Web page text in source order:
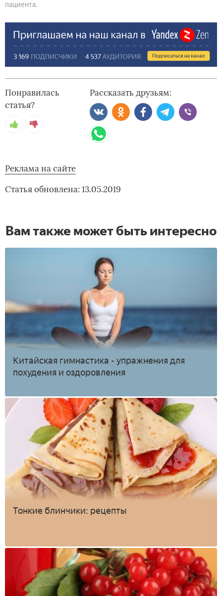
пациента.
Понравилась
статья?
Рассказать друзьям:
Реклама на сайте
Статья обновлена: 13.05.2019
Вам также может быть интересно
Китайская гимнастика - упражнения для
похудения и оздоровления
Тонкие блинчики: рецепты